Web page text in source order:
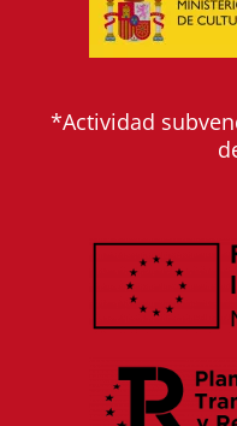
*Actividad